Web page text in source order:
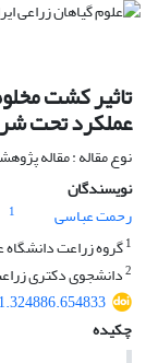
تاثیر کشت
عملکرد تحت
نوع مقاله : مقاله
نویسندگان
رحمت عباسی
1
1گروه زراعت دانشگاه
2دانشجوی دکتری
چکیده